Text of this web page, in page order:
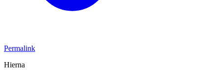
Permalink
Hierna